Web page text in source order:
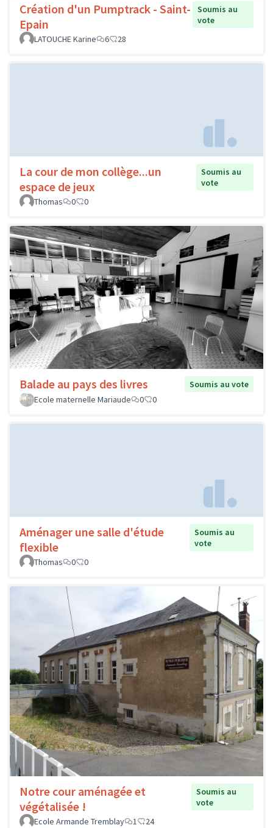
Création d'un Pumptrack - Saint-
Epain
Soumis au
vote
LATOUCHE Karine
6 28
La cour de mon collège...un
espace de jeux
Soumis au
vote
Thomas
0 0
Balade au pays des livres
Soumis au vote
Ecole maternelle Mariaude
0 0
Aménager une salle d'étude
flexible
Soumis au
vote
Thomas
0 0
Notre cour aménagée et
végétalisée !
Soumis au
vote
Ecole Armande Tremblay
1 24